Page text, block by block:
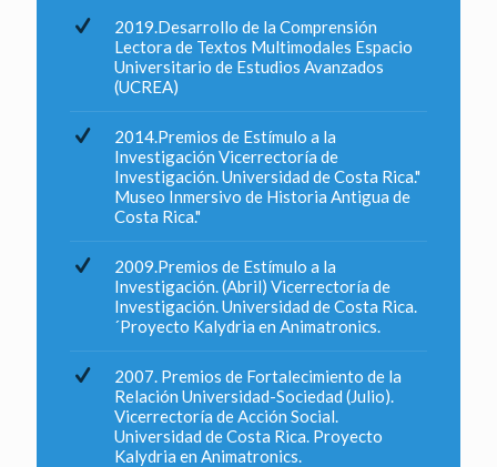
2019.Desarrollo de la Comprensión
Lectora de Textos Multimodales Espacio
Universitario de Estudios Avanzados
(UCREA)
2014.Premios de Estímulo a la
Investigación Vicerrectoría de
Investigación. Universidad de Costa Rica."
Museo Inmersivo de Historia Antigua de
Costa Rica."
2009.Premios de Estímulo a la
Investigación. (Abril) Vicerrectoría de
Investigación. Universidad de Costa Rica.
´Proyecto Kalydria en Animatronics.
2007. Premios de Fortalecimiento de la
Relación Universidad-Sociedad (Julio).
Vicerrectoría de Acción Social.
Universidad de Costa Rica. Proyecto
Kalydria en Animatronics.